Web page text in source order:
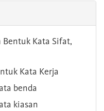
Kata Sifat,
Kata Kerja
benda
kiasan